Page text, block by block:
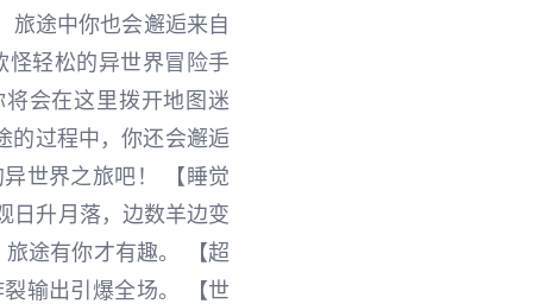
旅途中你也会邂逅来自
轻松的异世界冒险手
会在这里拨开地图迷
的过程中，你还会邂逅
世界之旅吧！ 【睡觉
日升月落，边数羊边变
途有你才有趣。 【超
输出引爆全场。 【世